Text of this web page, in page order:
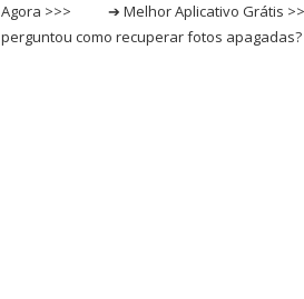
Agora >>> ➔ Melhor Aplicativo Grátis
perguntou como recuperar fotos